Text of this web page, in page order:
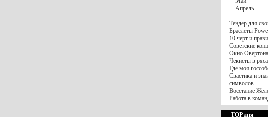
Апрель
Тендер для
Браслеты
10 черт и
Советские
Окно
Чекисты в
Где моя
Свастика и
символов
Восстание
Работа в
TOP дня